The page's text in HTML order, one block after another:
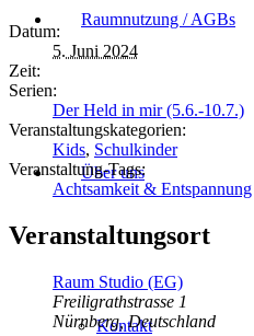
Raumnutzung / AGBs
Über uns
Kontakt
Datum:
5. Juni 2024
Zeit:
Serien:
Der Held in mir (5.6.-10.7.)
Veranstaltungskategorien:
Kids, Schulkinder
Veranstaltung-Tags:
Achtsamkeit & Entspannung
Veranstaltungsort
Raum Studio (EG)
Freiligrathstrasse 1
Nürnberg, Deutschland